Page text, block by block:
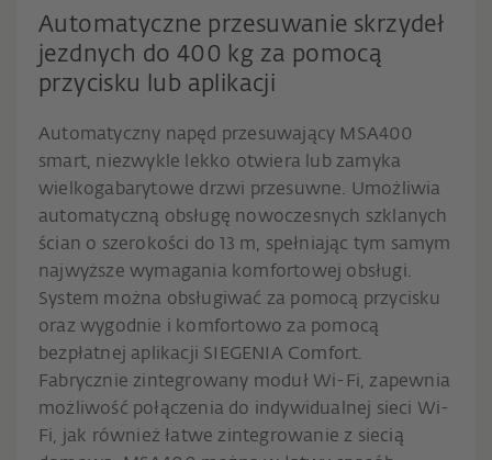
Automatyczne przesuwanie skrzydeł
jezdnych do 400 kg za pomocą
przycisku lub aplikacji
Automatyczny napęd przesuwający MSA400
smart, niezwykle lekko otwiera lub zamyka
wielkogabarytowe drzwi prze­suwne. Umożliwia
automatyczną obsługę nowoczesnych szklanych
ścian o szerokości do 13 m, spełniając tym samym
najwyższe wymagania komfortowej obsługi.
System można obsługiwać za pomocą przycisku
oraz wygodnie i komfortowo za pomocą
bezpłatnej aplikacji SIEGENIA Comfort.
Fabrycznie zintegrowany moduł Wi-Fi, zapewnia
możliwość połączenia do indywidualnej sieci Wi-
Fi, jak również łatwe zintegrowanie z siecią